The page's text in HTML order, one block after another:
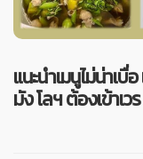
แนะนำเมนูไม่น่าเ
มัง โลฯ ต้องเข้าเวร